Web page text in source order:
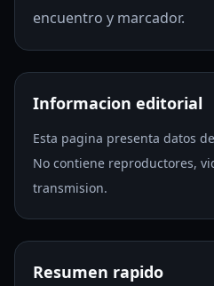
encuentro y marcador.
Informacion editorial
Esta pagina presenta datos
No contiene reproductores,
transmision.
Resumen rapido